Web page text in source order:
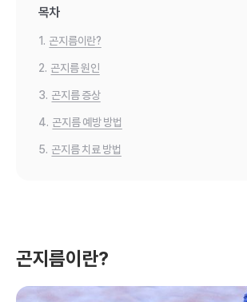
목차
1. 곤지름이란?
2. 곤지름 원인
3. 곤지름 증상
4. 곤지름 예방 방법
5. 곤지름 치료 방법
곤지름이란?